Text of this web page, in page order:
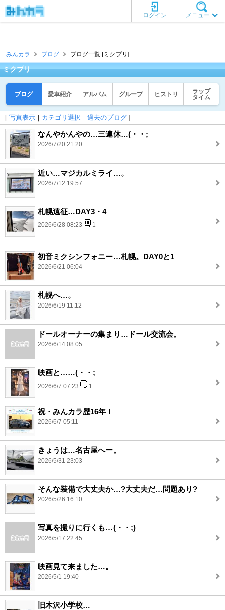
メニュー
ログイン
みんカラ ブログ ブログ一覧 [ミクプリ]
ミクプリ
ブログ 愛車紹介 アルバム グループ ヒストリ
ラップ
タイム
[ 写真表示 ｜ カテゴリ選択 ｜ 過去のブログ ]
なんやかんやの…三連休…(・・;
2026/7/20 21:20
近い…マジカルミライ…。
2026/7/12 19:57
札幌遠征…DAY3・4
2026/6/28 08:23 1
初音ミクシンフォニー…札幌。DAY0と1
2026/6/21 06:04
札幌へ…。
2026/6/19 11:12
ドールオーナーの集まり…ドール交流会。
2026/6/14 08:05
映画と……(・・;
2026/6/7 07:23 1
祝・みんカラ歴16年！
2026/6/7 05:11
きょうは…名古屋へー。
2026/5/31 23:03
そんな装備で大丈夫か…?大丈夫だ…問題あり?
2026/5/26 16:10
写真を撮りに行くも…(・・;)
2026/5/17 22:45
映画見て来ました…。
2026/5/1 19:40
旧木沢小学校…